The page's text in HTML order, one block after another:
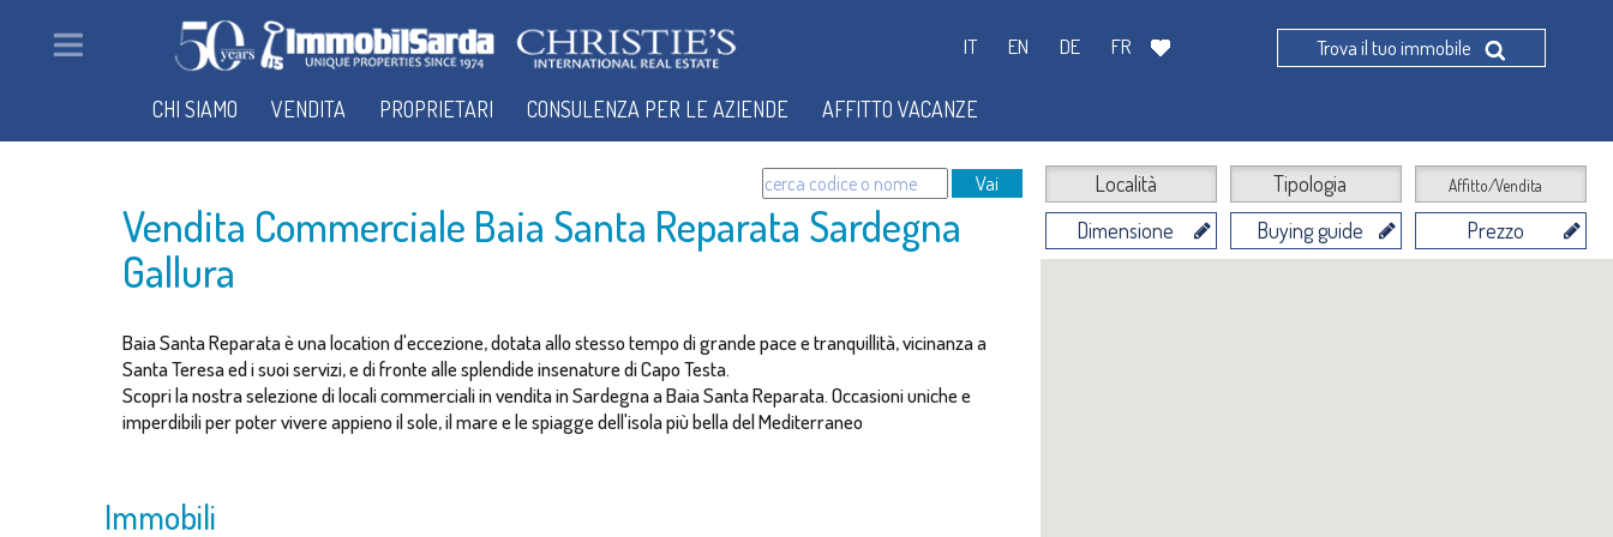
Vai
Vendita Commerciale Baia Santa Reparata Sardegna
Gallura
Baia Santa Reparata è una location d'eccezione, dotata allo stesso tempo di grande pace e tranquillità, vicinanza a
Santa Teresa ed i suoi servizi, e di fronte alle splendide insenature di Capo Testa.
Scopri la nostra selezione di locali commerciali in vendita in Sardegna a Baia Santa Reparata. Occasioni uniche e
imperdibili per poter vivere appieno il sole, il mare e le spiagge dell'isola più bella del Mediterraneo
Immobili
Località Tipologia Affitto/Vendita
Dimensione Buying guide Prezzo
FR
DE
EN
IT Trova il tuo immobile
CHI SIAMO VENDITA PROPRIETARI CONSULENZA PER LE AZIENDE AFFITTO VACANZE